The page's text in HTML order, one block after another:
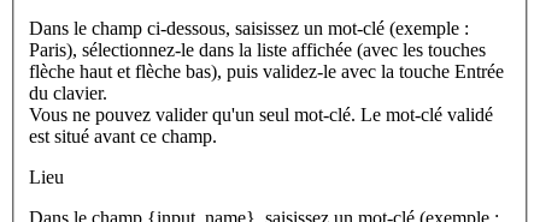
Dans le champ ci-dessous, saisissez un mot-clé (exemple :
Paris), sélectionnez-le dans la liste affichée (avec les touches
flèche haut et flèche bas), puis validez-le avec la touche Entrée
du clavier.
Vous ne pouvez valider qu'un seul mot-clé. Le mot-clé validé
est situé avant ce champ.
Lieu
Dans le champ {input_name}, saisissez un mot-clé (exemple :